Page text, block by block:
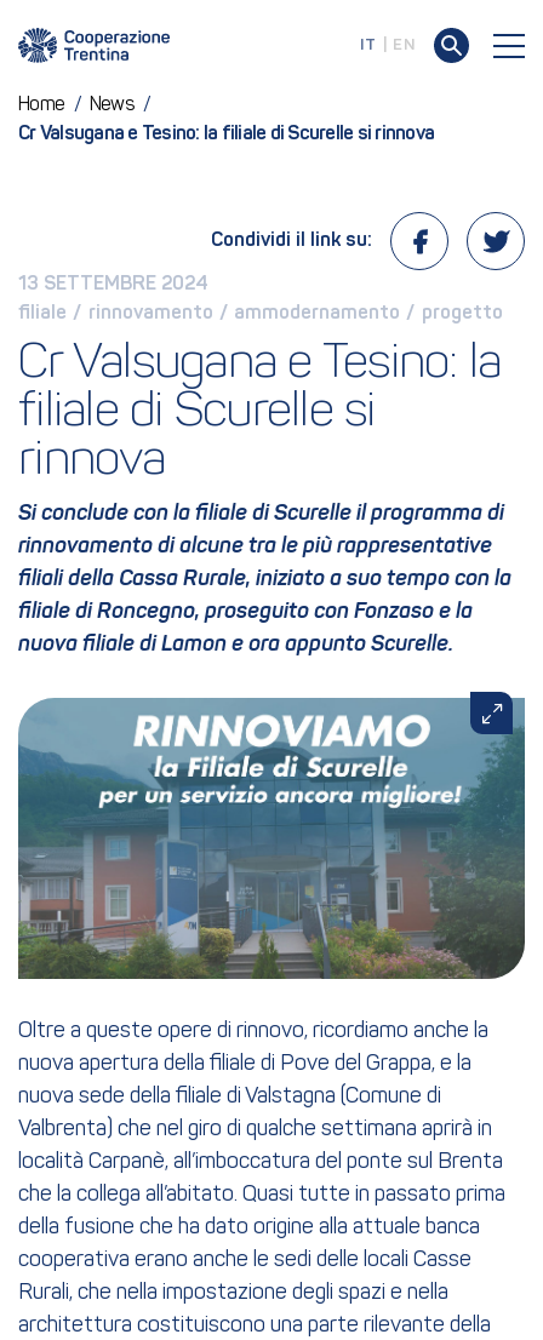
IT EN
Home / News /
Cr Valsugana e Tesino: la filiale di Scurelle si rinnova
13 SETTEMBRE 2024
filiale / rinnovamento / ammodernamento / progetto
Condividi il link su:
Cr Valsugana e Tesino: la
filiale di Scurelle si
rinnova
Si conclude con la filiale di Scurelle il programma di
rinnovamento di alcune tra le più rappresentative
filiali della Cassa Rurale, iniziato a suo tempo con la
filiale di Roncegno, proseguito con Fonzaso e la
nuova filiale di Lamon e ora appunto Scurelle.
Oltre a queste opere di rinnovo, ricordiamo anche la
nuova apertura della filiale di Pove del Grappa, e la
nuova sede della filiale di Valstagna (Comune di
Valbrenta) che nel giro di qualche settimana aprirà in
località Carpanè, all’imboccatura del ponte sul Brenta
che la collega all’abitato. Quasi tutte in passato prima
della fusione che ha dato origine alla attuale banca
cooperativa erano anche le sedi delle locali Casse
Rurali, che nella impostazione degli spazi e nella
architettura costituiscono una parte rilevante della